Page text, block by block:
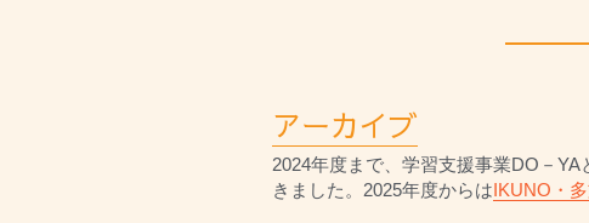
アーカイブ
2024年度まで、学習支援事業DO－
きました。2025年度からはIKUNO・